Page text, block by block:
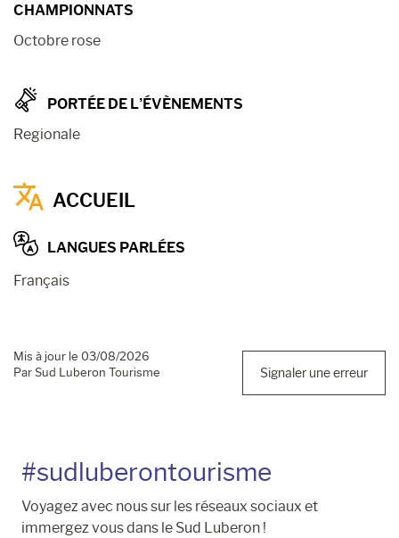
CHAMPIONNATS
Octobre rose
PORTÉE DE L’ÉVÈNEMENTS
Regionale
ACCUEIL
LANGUES PARLÉES
Français
Mis à jour le 03/08/2026
Par Sud Luberon Tourisme
Signaler une erreur
#sudluberontourisme
Voyagez avec nous sur les réseaux sociaux et
immergez vous dans le Sud Luberon !